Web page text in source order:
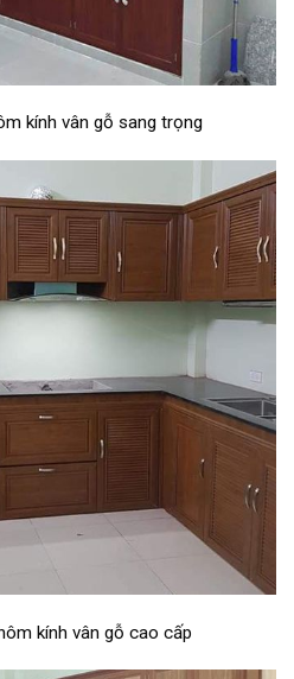
kính vân gỗ sang trọng
kính vân gỗ cao cấp